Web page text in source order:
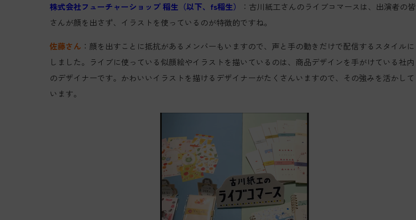
株式会社フューチャーショップ 稲生（以下、fs稲生）
：古川紙工さんのライブコマースは、出演者の皆
さんが顔を出さず、イラストを使っているのが特徴的ですね。
佐藤さん ：顔を出すことに抵抗があるメンバーもいますので、声と手の動きだけで配信するスタイルに
しました。ライブに使っている似顔絵やイラストを描いているのは、商品デザインを手がけている社内
のデザイナーです。かわいいイラストを描けるデザイナーがたくさんいますので、その強みを活かして
います。